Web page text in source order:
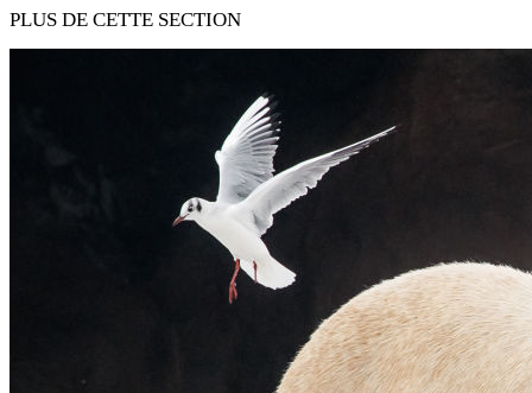
PLUS DE CETTE SECTION